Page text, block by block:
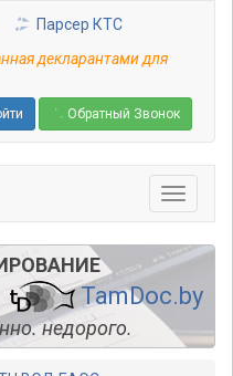
Парсер КТС
декларантами для
Обратный Звонок
TamDoc.by
недорого.